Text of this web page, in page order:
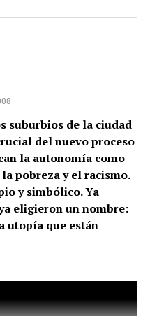
suburbios de la ciudad
del nuevo proceso
la autonomía como
pobreza y el racismo.
y simbólico. Ya
eligieron un nombre:
utopía que están